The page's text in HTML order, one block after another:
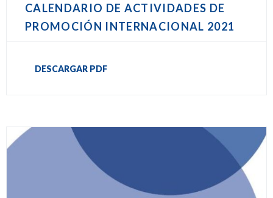
CALENDARIO DE ACTIVIDADES DE
PROMOCIÓN INTERNACIONAL 2021
DESCARGAR PDF